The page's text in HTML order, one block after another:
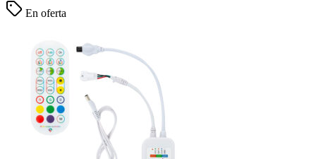
En oferta